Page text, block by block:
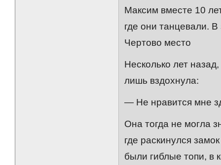
Максим вместе 10
где они танцевали. В
Чертово место
Несколько лет
лишь вздохнула:
— Не нравится мне
Она тогда не могла
где раскинулся
были гиблые топи, в